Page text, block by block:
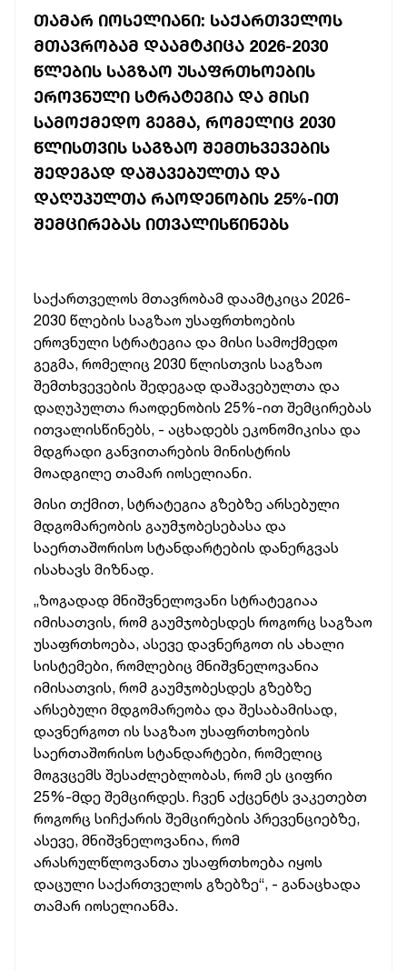
ᲗᲐᲛᲐᲠ ᲘᲝᲡᲔᲚᲘᲐᲜᲘ: ᲡᲐᲥᲐᲠᲗᲕᲔᲚᲝᲡ
ᲛᲗᲐᲕᲠᲝᲑᲐᲛ ᲓᲐᲐᲛᲢᲙᲘᲪᲐ 2026-2030
ᲬᲚᲔᲑᲘᲡ ᲡᲐᲒᲖᲐᲝ ᲣᲡᲐᲤᲠᲗᲮᲝᲔᲑᲘᲡ
ᲔᲠᲝᲕᲜᲣᲚᲘ ᲡᲢᲠᲐᲢᲔᲒᲘᲐ ᲓᲐ ᲛᲘᲡᲘ
ᲡᲐᲛᲝᲥᲛᲔᲓᲝ ᲒᲔᲒᲛᲐ, ᲠᲝᲛᲔᲚᲘᲪ 2030
ᲬᲚᲘᲡᲗᲕᲘᲡ ᲡᲐᲒᲖᲐᲝ ᲨᲔᲛᲗᲮᲕᲔᲕᲔᲑᲘᲡ
ᲨᲔᲓᲔᲒᲐᲓ ᲓᲐᲨᲐᲕᲔᲑᲣᲚᲗᲐ ᲓᲐ
ᲓᲐᲦᲣᲞᲣᲚᲗᲐ ᲠᲐᲝᲓᲔᲜᲝᲑᲘᲡ 25%-ᲘᲗ
ᲨᲔᲛᲪᲘᲠᲔᲑᲐᲡ ᲘᲗᲕᲐᲚᲘᲡᲬᲘᲜᲔᲑᲡ
საქართველოს მთავრობამ დაამტკიცა 2026-
2030 წლების საგზაო უსაფრთხოების
ეროვნული სტრატეგია და მისი სამოქმედო
გეგმა, რომელიც 2030 წლისთვის საგზაო
შემთხვევების შედეგად დაშავებულთა და
დაღუპულთა რაოდენობის 25%-ით შემცირებას
ითვალისწინებს, - აცხადებს ეკონომიკისა და
მდგრადი განვითარების მინისტრის
მოადგილე თამარ იოსელიანი.
მისი თქმით, სტრატეგია გზებზე არსებული
მდგომარეობის გაუმჯობესებასა და
საერთაშორისო სტანდარტების დანერგვას
ისახავს მიზნად.
„ზოგადად მნიშვნელოვანი სტრატეგიაა
იმისათვის, რომ გაუმჯობესდეს როგორც საგზაო
უსაფრთხოება, ასევე დავნერგოთ ის ახალი
სისტემები, რომლებიც მნიშვნელოვანია
იმისათვის, რომ გაუმჯობესდეს გზებზე
არსებული მდგომარეობა და შესაბამისად,
დავნერგოთ ის საგზაო უსაფრთხოების
საერთაშორისო სტანდარტები, რომელიც
მოგვცემს შესაძლებლობას, რომ ეს ციფრი
25%-მდე შემცირდეს. ჩვენ აქცენტს ვაკეთებთ
როგორც სიჩქარის შემცირების პრევენციებზე,
ასევე, მნიშვნელოვანია, რომ
არასრულწლოვანთა უსაფრთხოება იყოს
დაცული საქართველოს გზებზე“, - განაცხადა
თამარ იოსელიანმა.